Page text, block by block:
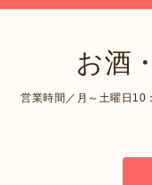
お酒
営業時間／月～土曜日10